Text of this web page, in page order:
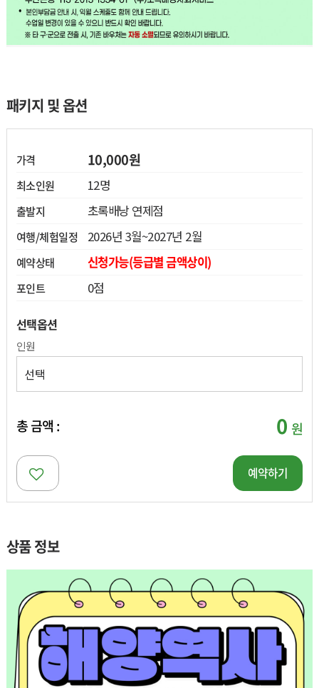
열기
열기
열기
열기
패키지 및 옵션
가격 10,000원
최소인원 12명
출발지 초록배낭 연제점
여행/체험일정 2026년 3월~2027년 2월
예약상태 신청가능(등급별 금액상이)
포인트 0점
선택옵션
인원
총 금액 : 0 원
예약하기
상품 정보